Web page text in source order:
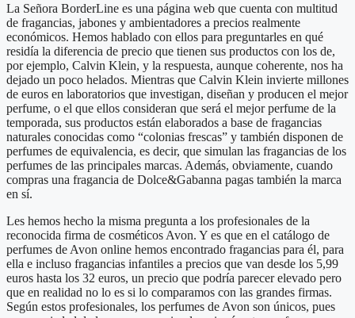
La Señora BorderLine es una página web que cuenta con multitud
de fragancias, jabones y ambientadores a precios realmente
económicos. Hemos hablado con ellos para preguntarles en qué
residía la diferencia de precio que tienen sus productos con los de,
por ejemplo, Calvin Klein, y la respuesta, aunque coherente, nos ha
dejado un poco helados. Mientras que Calvin Klein invierte millones
de euros en laboratorios que investigan, diseñan y producen el mejor
perfume, o el que ellos consideran que será el mejor perfume de la
temporada, sus productos están elaborados a base de fragancias
naturales conocidas como “colonias frescas” y también disponen de
perfumes de equivalencia, es decir, que simulan las fragancias de los
perfumes de las principales marcas. Además, obviamente, cuando
compras una fragancia de Dolce&Gabanna pagas también la marca
en sí.
Les hemos hecho la misma pregunta a los profesionales de la
reconocida firma de cosméticos Avon. Y es que en el catálogo de
perfumes de Avon online hemos encontrado fragancias para él, para
ella e incluso fragancias infantiles a precios que van desde los 5,99
euros hasta los 32 euros, un precio que podría parecer elevado pero
que en realidad no lo es si lo comparamos con las grandes firmas.
Según estos profesionales, los perfumes de Avon son únicos, pues